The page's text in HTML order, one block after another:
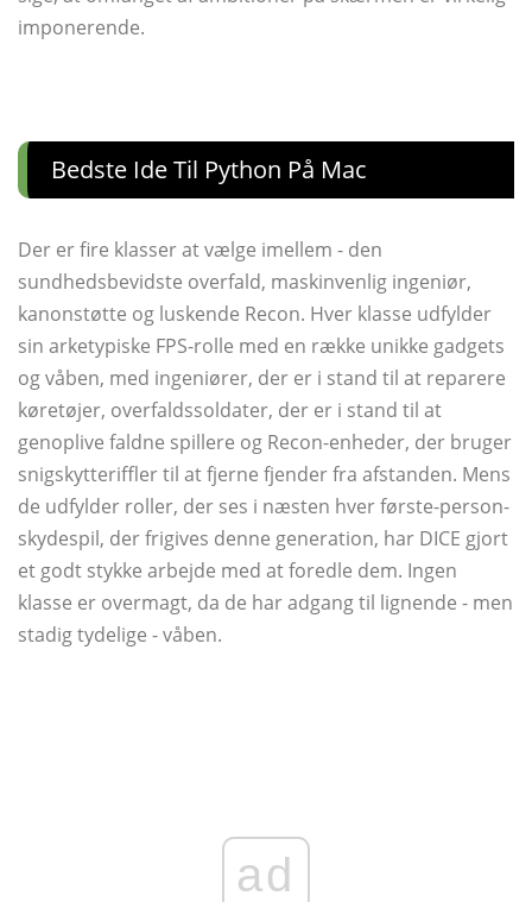
imponerende.
Bedste Ide Til Python På Mac
Der er fire klasser at vælge imellem - den
sundhedsbevidste overfald, maskinvenlig ingeniør,
kanonstøtte og luskende Recon. Hver klasse udfylder
sin arketypiske FPS-rolle med en række unikke gadgets
og våben, med ingeniører, der er i stand til at reparere
køretøjer, overfaldssoldater, der er i stand til at
genoplive faldne spillere og Recon-enheder, der bruger
snigskytteriffler til at fjerne fjender fra afstanden. Mens
de udfylder roller, der ses i næsten hver første-person-
skydespil, der frigives denne generation, har DICE gjort
et godt stykke arbejde med at foredle dem. Ingen
klasse er overmagt, da de har adgang til lignende - men
stadig tydelige - våben.
ad